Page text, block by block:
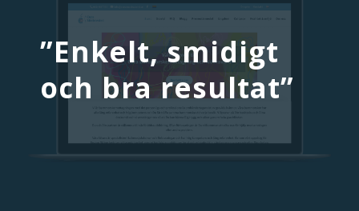
”Enkelt, smidigt
och bra resultat”